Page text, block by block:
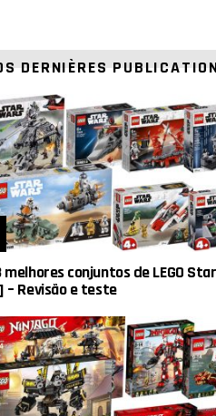
DERNIÈRES
melhores conjuntos de LEGO
– Revisão e teste